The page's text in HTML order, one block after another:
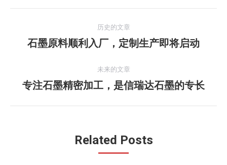
航
历史的文章
历
的
文
石墨原料顺利入厂，定制生产即将启动
未来的文章
未
章：
专注石墨精密加工，是信瑞达石墨的专长
Related Posts